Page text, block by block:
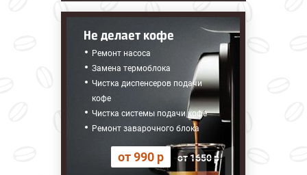
Не делает кофе
Ремонт насоса
Замена термоблока
Чистка диспенсеров подачи
кофе
Чистка системы подачи кофе
Ремонт заварочного блока
от 990 р от 1650 р